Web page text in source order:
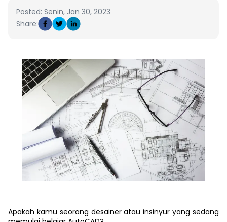
My Cart
Posted: Senin, Jan 30, 2023
Share:
Apakah kamu seorang desainer atau insinyur yang sedang